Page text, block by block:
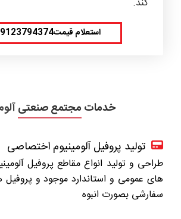
استعلام قیمت09123794374
خدمات مجتمع صنعتی
تولید پروفیل آلومینیوم اختصاصی
طراحی و تولید انواع مقاطع پروفیل
های عمومی و استاندارد موجود و
سفارشی بصورت انبوه